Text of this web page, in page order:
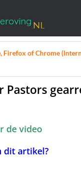
Firefox of Chrome
Pastors
de video
dit artikel?